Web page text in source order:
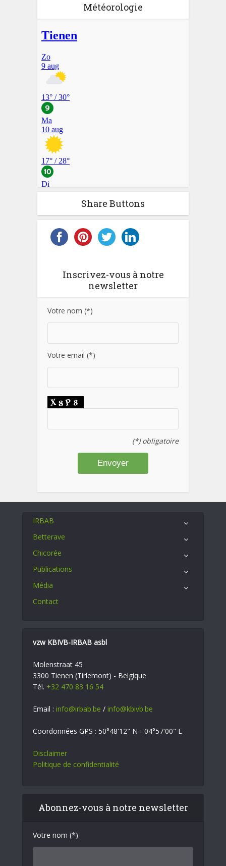
Météorologie
Share Buttons
Inscrivez-vous à notre
newsletter
Votre nom (*)
Votre email (*)
(*) obligatoire
IRBAB
Betterave
Chicorée
Publications
Média
Contact
vzw KBIVB-IRBAB asbl
Molenstraat 45
3300 Tienen (Tirlemont) - Belgique
Tél. +32 470 83 16 54
Email : info@irbab.be / info@kbivb.be
Coordonnées GPS : 50°48'12" N - 04°57'00" E
Disclaimer
Politique de confidentialité
Abonnez-vous à notre newsletter
Votre nom (*)